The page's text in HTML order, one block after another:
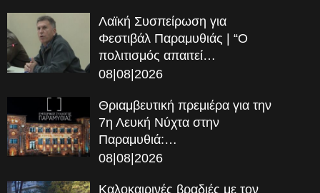
Λαϊκή Συσπείρωση για
Φεστιβάλ Παραμυθιάς | “Ο
πολιτισμός απαιτεί…
08|08|2026
Θριαμβευτική πρεμιέρα για την
7η Λευκή Νύχτα στην
Παραμυθιά:…
08|08|2026
Καλοκαιρινές βραδιές με τον